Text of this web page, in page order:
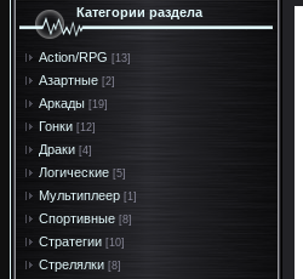
Категории раздела
Action/RPG [13]
Азартные [2]
Аркады [19]
Гонки [12]
Драки [4]
Логические [5]
Мультиплеер [1]
Спортивные [8]
Стратегии [10]
Стрелялки [8]